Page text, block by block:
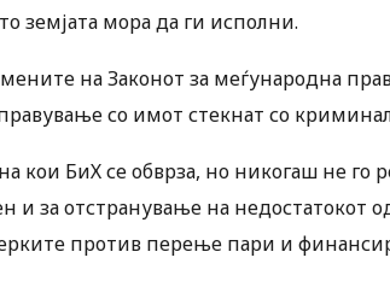
земјата мора да ги исполни.
на Законот за меѓународна
со имот стекнат со
кои БиХ се обврза, но никогаш не го
и за отстранување на недостатокот
против перење пари и